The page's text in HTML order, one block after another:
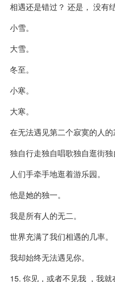
相遇还是错过？ 还是， 没有
小雪。
大雪。
冬至。
小寒。
大寒。
在无法遇见第二个寂寞的人的
独自行走独自唱歌独自逛街独
人们手牵手地逛着游乐园。
他是她的独一。
我是所有人的无二。
世界充满了我们相遇的几率。
我却始终无法遇见你。
15. 你见，或者不见我 ，我